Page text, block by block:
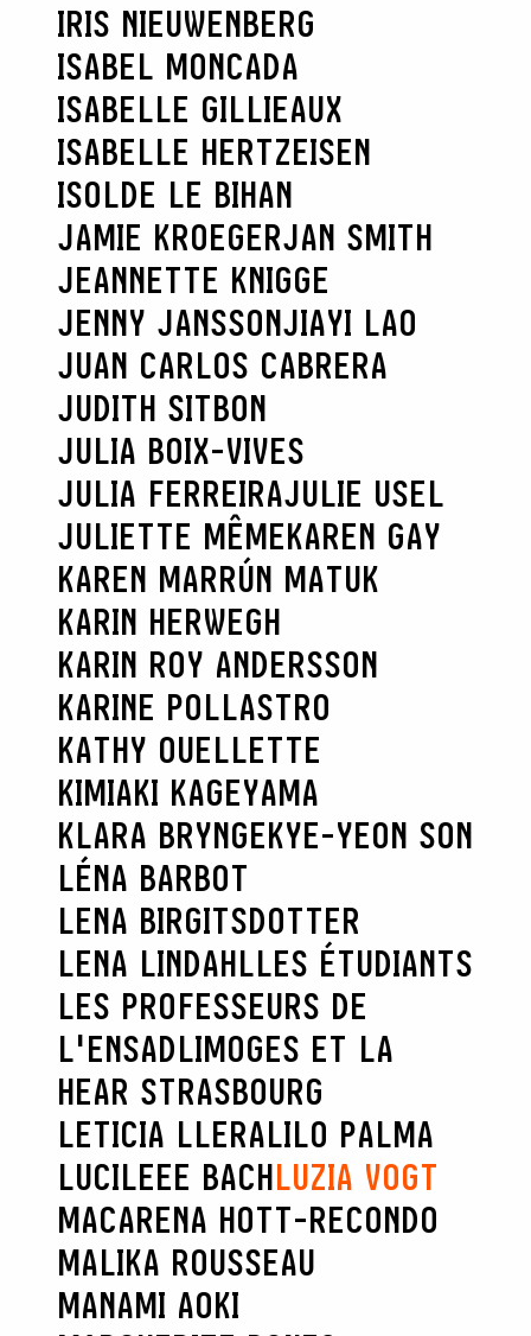
IRIS NIEUWENBERG
ISABEL MONCADA
ISABELLE GILLIEAUX
ISABELLE HERTZEISEN
ISOLDE LE BIHAN
JAMIE KROEGERJAN SMITH
JEANNETTE KNIGGE
JENNY JANSSONJIAYI LAO
JUAN CARLOS CABRERA
JUDITH SITBON
JULIA BOIX-VIVES
JULIA FERREIRAJULIE USEL
JULIETTE MÊMEKAREN GAY
KAREN MARRÚN MATUK
KARIN HERWEGH
KARIN ROY ANDERSSON
KARINE POLLASTRO
KATHY OUELLETTE
KIMIAKI KAGEYAMA
KLARA BRYNGEKYE-YEON SON
LÉNA BARBOT
LENA BIRGITSDOTTER
LENA LINDAHLLES ÉTUDIANTS
LES PROFESSEURS DE
L'ENSADLIMOGES ET LA
HEAR STRASBOURG
LETICIA LLERALILO PALMA
LUCILEEE BACHLUZIA VOGT
MACARENA HOTT-RECONDO
MALIKA ROUSSEAU
MANAMI AOKI
RECHERCHER